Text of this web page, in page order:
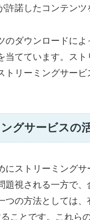
諾したコンテン
のダウンロードに
当てています。ス
トリーミングサー
グサービスの
にストリーミング
題視される一方で
つの方法としては
ことです。これら